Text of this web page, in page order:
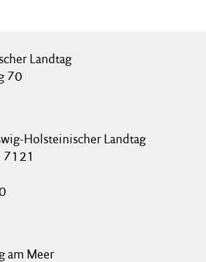
Landtag
70
Holsteinischer Landtag
7121
am Meer